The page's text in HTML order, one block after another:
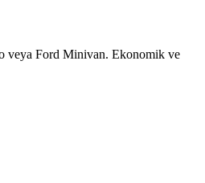
veya Ford Minivan. Ekonomik ve